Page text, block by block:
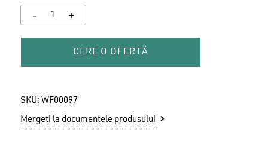
CERE O OFERTĂ
SKU: WF00097
Mergeți la documentele produsului